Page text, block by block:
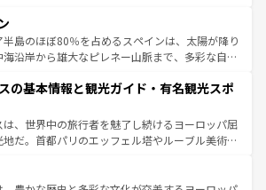
スカーナの美しい田園風景やアマルフィ海岸の絶
自然景観も見逃せない。観光の合間には、本場の
スタなど、絶品のイタリア料理を堪能することも
れるイタリアで、忘れられない旅をしてみよう！
のイタリア情報は
半島のほぼ80％を占めるスペインは、太陽が降り
海沿岸から雄大なピレネー山脈まで、多彩な自然
付くこの国では、情熱的なフラメンコ、熱気あふ
、そして美味しいタパスが生活の一部となってい
マドリードの洗練された雰囲気や、バルセロナの
溢れた街角から、地方では古代ローマ遺跡や中世
方によって風土や気候が異なるスペインはその個
性で訪れる人を魅了する。 なお、新着のスペイン情報は コ
の基本情報と観光ガイド・有名観光スポ
は、世界中の旅行者を魅了し続けるヨーロッパ屈
地だ。首都パリのエッフェル塔やルーブル美術館
い魅力が詰まっている。華麗な宮殿、歴史的な大